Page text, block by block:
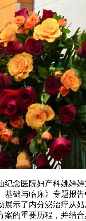
念医院妇产科姚婷婷
础与临床》专题报告
展示了内分泌治疗从
案的重要历程，并结